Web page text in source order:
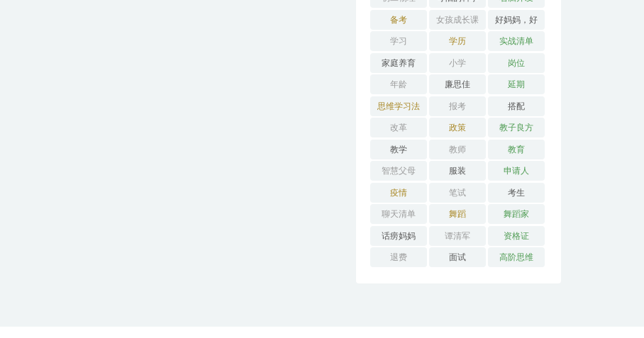
备考 女孩成长课
堂
好妈妈，好
办法
学习 学历 实战清单
家庭养育 小学 岗位
年龄 廉思佳 延期
思维学习法 报考 搭配
改革 政策 教子良方
教学 教师 教育
智慧父母 服装 申请人
疫情 笔试 考生
聊天清单 舞蹈 舞蹈家
话痨妈妈 谭清军 资格证
退费 面试 高阶思维